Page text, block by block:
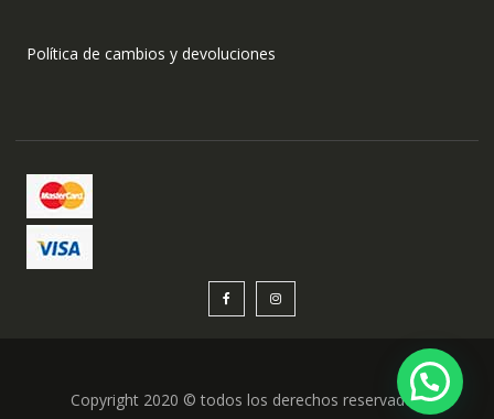
Política de cambios y devoluciones
Copyright 2020 © todos los derechos reservados